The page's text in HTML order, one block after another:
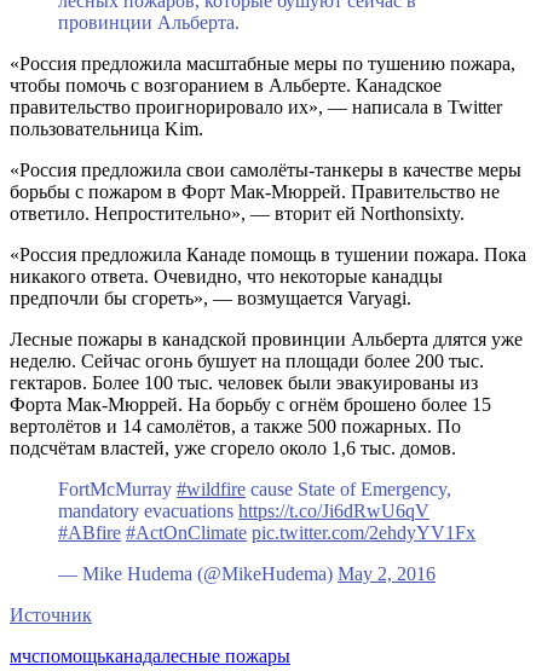
провинции Альберта.
«Россия предложила масштабные меры по тушению пожара,
чтобы помочь с возгоранием в Альберте. Канадское
правительство проигнорировало их», — написала в Twitter
пользовательница Kim.
«Россия предложила свои самолёты-танкеры в качестве меры
борьбы с пожаром в Форт Мак-Мюррей. Правительство не
ответило. Непростительно», — вторит ей Northonsixty.
«Россия предложила Канаде помощь в тушении пожара. Пока
никакого ответа. Очевидно, что некоторые канадцы
предпочли бы сгореть», — возмущается Varyagi.
Лесные пожары в канадской провинции Альберта длятся уже
неделю. Сейчас огонь бушует на площади более 200 тыс.
гектаров. Более 100 тыс. человек были эвакуированы из
Форта Мак-Мюррей. На борьбу с огнём брошено более 15
вертолётов и 14 самолётов, а также 500 пожарных. По
подсчётам властей, уже сгорело около 1,6 тыс. домов.
FortMcMurray #wildfire cause State of Emergency,
mandatory evacuations https://t.co/Ji6dRwU6qV
#ABfire #ActOnClimate pic.twitter.com/2ehdyYV1Fx
— Mike Hudema (@MikeHudema) May 2, 2016
Источник
мчспомощьканадалесные пожары